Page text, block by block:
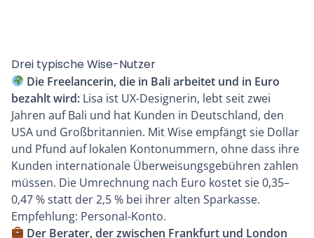
Drei typische Wise-Nutzer
Die Freelancerin, die in Bali arbeitet und in Euro
bezahlt wird: Lisa ist UX-Designerin, lebt seit zwei
Jahren auf Bali und hat Kunden in Deutschland, den
USA und Großbritannien. Mit Wise empfängt sie Dollar
und Pfund auf lokalen Kontonummern, ohne dass ihre
Kunden internationale Überweisungsgebühren zahlen
müssen. Die Umrechnung nach Euro kostet sie 0,35–
0,47 % statt der 2,5 % bei ihrer alten Sparkasse.
Empfehlung: Personal-Konto.
Der Berater, der zwischen Frankfurt und London